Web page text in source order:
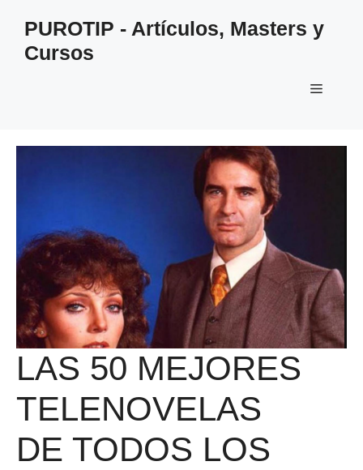
contenido
PUROTIP - Artículos, Masters y
Cursos
Menú
LAS 50 MEJORES
TELENOVELAS
DE TODOS LOS